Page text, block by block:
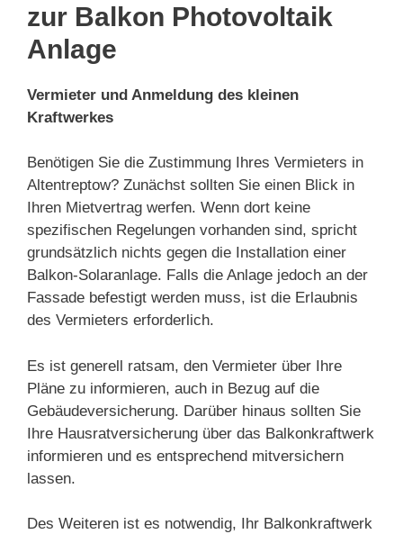
zur Balkon Photovoltaik
Anlage
Vermieter und Anmeldung des kleinen
Kraftwerkes
Benötigen Sie die Zustimmung Ihres Vermieters in
Altentreptow? Zunächst sollten Sie einen Blick in
Ihren Mietvertrag werfen. Wenn dort keine
spezifischen Regelungen vorhanden sind, spricht
grundsätzlich nichts gegen die Installation einer
Balkon-Solaranlage. Falls die Anlage jedoch an der
Fassade befestigt werden muss, ist die Erlaubnis
des Vermieters erforderlich.
Es ist generell ratsam, den Vermieter über Ihre
Pläne zu informieren, auch in Bezug auf die
Gebäudeversicherung. Darüber hinaus sollten Sie
Ihre Hausratversicherung über das Balkonkraftwerk
informieren und es entsprechend mitversichern
lassen.
Des Weiteren ist es notwendig, Ihr Balkonkraftwerk